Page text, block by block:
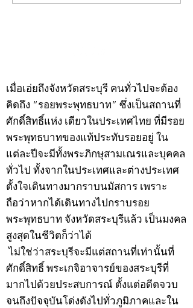
พระ"ประจำพุธที่ 29
เมื่อเอ่ยถึงจังหวัดสระบุรี คนทั่วไปจะต้อง
คิดถึง “รอยพระพุทธบาท” ซึ่งเป็นสถานที่
ศักดิ์สิทธิ์แห่ง เดียวในประเทศไทย ที่มีรอย
พระพุทธบาทของแท้ประทับรอยอยู่ ใน
แต่ละปีจะมีทั้งพระภิกษุสามเณรและบุคคล
ทั่วไป ทั้งจากในประเทศและต่างประเทศ
ตั้งใจเดินทางมากราบนมัสการ เพราะ
ถือว่าหากได้เดินทางไปกราบรอย
พระพุทธบาท จังหวัดสระบุรีแล้ว เป็นมงคล
สูงสุดในชีวิตก็ว่าได้
ไม่ใช่ว่าสระบุรีจะมีแต่สถานที่เท่านั้นที่
ศักดิ์สิทธิ์ พระเกจิอาจารย์ของสระบุรีที่
มากไปด้วยประสบการณ์ ตั้งแต่อดีตจวบ
จนถึงปัจจุบันโด่งดังไปทั่วภูมิภาคและใน